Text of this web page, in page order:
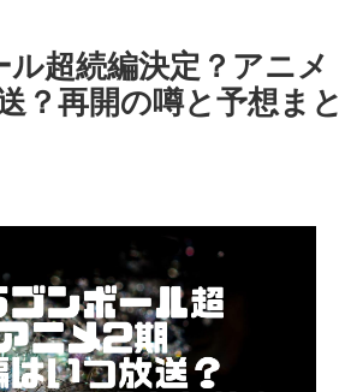
ル超続編決定？アニメ
？再開の噂と予想まと